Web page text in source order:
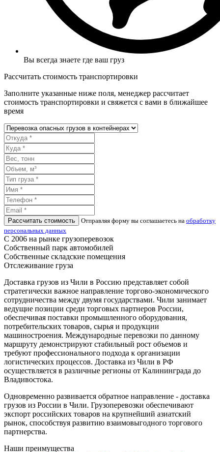
Вы всегда знаете где ваш груз
Рассчитать стоимость транспортировки
Заполните указанные ниже поля, менеджер рассчитает
стоимость транспортировки и свяжется с вами в ближайшее
время
Рассчитать стоимость Отправляя форму вы соглашаетесь на обработку
персональных данных
С 2006 на рынке грузоперевозок
Собственный парк автомобилей
Собственные складские помещения
Отслеживание груза
Доставка грузов из Чили в Россию представляет собой
стратегически важное направление торгово-экономического
сотрудничества между двумя государствами. Чили занимает
ведущие позиции среди торговых партнеров России,
обеспечивая поставки промышленного оборудования,
потребительских товаров, сырья и продукции
машиностроения. Международные перевозки по данному
маршруту демонстрируют стабильный рост объемов и
требуют профессионального подхода к организации
логистических процессов. Доставка из Чили в РФ
осуществляется в различные регионы от Калининграда до
Владивостока.
Одновременно развивается обратное направление - доставка
грузов из России в Чили. Грузоперевозки обеспечивают
экспорт российских товаров на крупнейший азиатский
рынок, способствуя развитию взаимовыгодного торгового
партнерства.
Наши преимущества